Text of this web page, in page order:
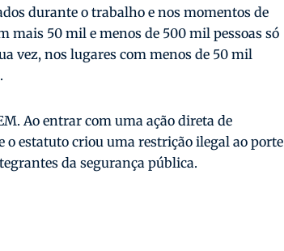
durante o trabalho e nos momentos de
50 mil e menos de 500 mil pessoas só
vez, nos lugares com menos de 50 mil
Ao entrar com uma ação direta de
estatuto criou uma restrição ilegal ao porte
da segurança pública.